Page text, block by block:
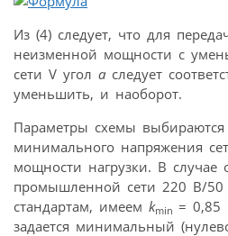
Из (4) следует, что для
неизменной мощности с
сети V угол a следует
уменьшить, и наоборот.
Параметры схемы
минимального напряжения
мощности нагрузки. В случае
промышленной сети 220 В/50
стандартам, имеем kmin = 0,85
задается минимальный